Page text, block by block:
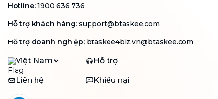
Hotline: 1900 636 736
Hỗ trợ khách hàng: support@btaskee.com
Hỗ trợ doanh nghiệp: btaskee4biz.vn@btaskee.com
Việt Nam Hỗ trợ
Liên hệ Khiếu nại